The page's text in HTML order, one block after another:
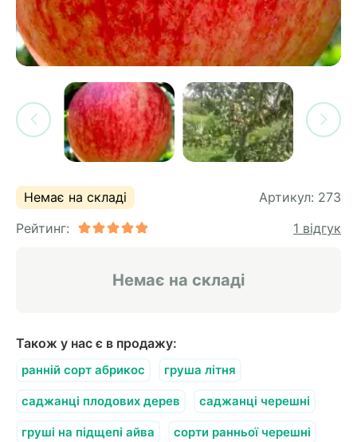
лохини
(агротканини)
Немає на складі Артикул: 273
Рейтинг:
1 відгук
Немає на складі
Також у нас є в продажу:
ранній сорт абрикос груша літня
саджанці плодових дерев саджанці черешні
груші на підщепі айва сорти ранньої черешні